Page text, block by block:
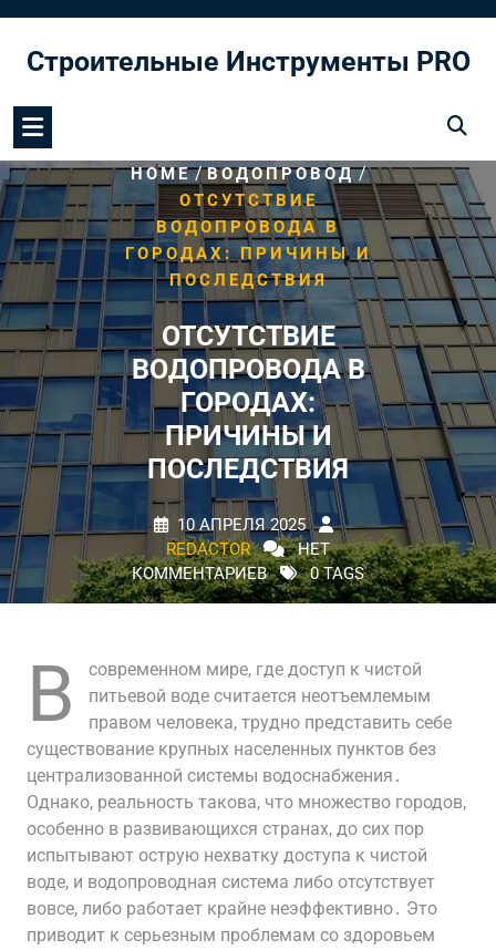
содержимому
Строительные Инструменты PRO
HOME/ВОДОПРОВОД/
ОТСУТСТВИЕ
ВОДОПРОВОДА В
ГОРОДАХ: ПРИЧИНЫ И
ПОСЛЕДСТВИЯ
ОТСУТСТВИЕ
ВОДОПРОВОДА В
ГОРОДАХ:
ПРИЧИНЫ И
ПОСЛЕДСТВИЯ
10 АПРЕЛЯ 2025
REDACTOR
НЕТ
КОММЕНТАРИЕВ
0 TAGS
В
современном мире, где доступ к чистой
питьевой воде считается неотъемлемым
правом человека, трудно представить себе
существование крупных населенных пунктов без
централизованной системы водоснабжения․
Однако, реальность такова, что множество городов,
особенно в развивающихся странах, до сих пор
испытывают острую нехватку доступа к чистой
воде, и водопроводная система либо отсутствует
вовсе, либо работает крайне неэффективно․ Это
приводит к серьезным проблемам со здоровьем